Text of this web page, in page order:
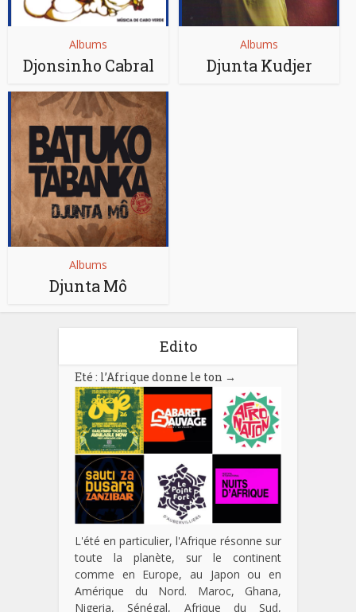
Albums
Djonsinho Cabral
Albums
Djunta Kudjer
Albums
Djunta Mô
Edito
Eté : l’Afrique donne le ton →
L'été en particulier, l'Afrique résonne sur
toute la planète, sur le continent
comme en Europe, au Japon ou en
Amérique du Nord. Maroc, Ghana,
Nigeria, Sénégal, Afrique du Sud,